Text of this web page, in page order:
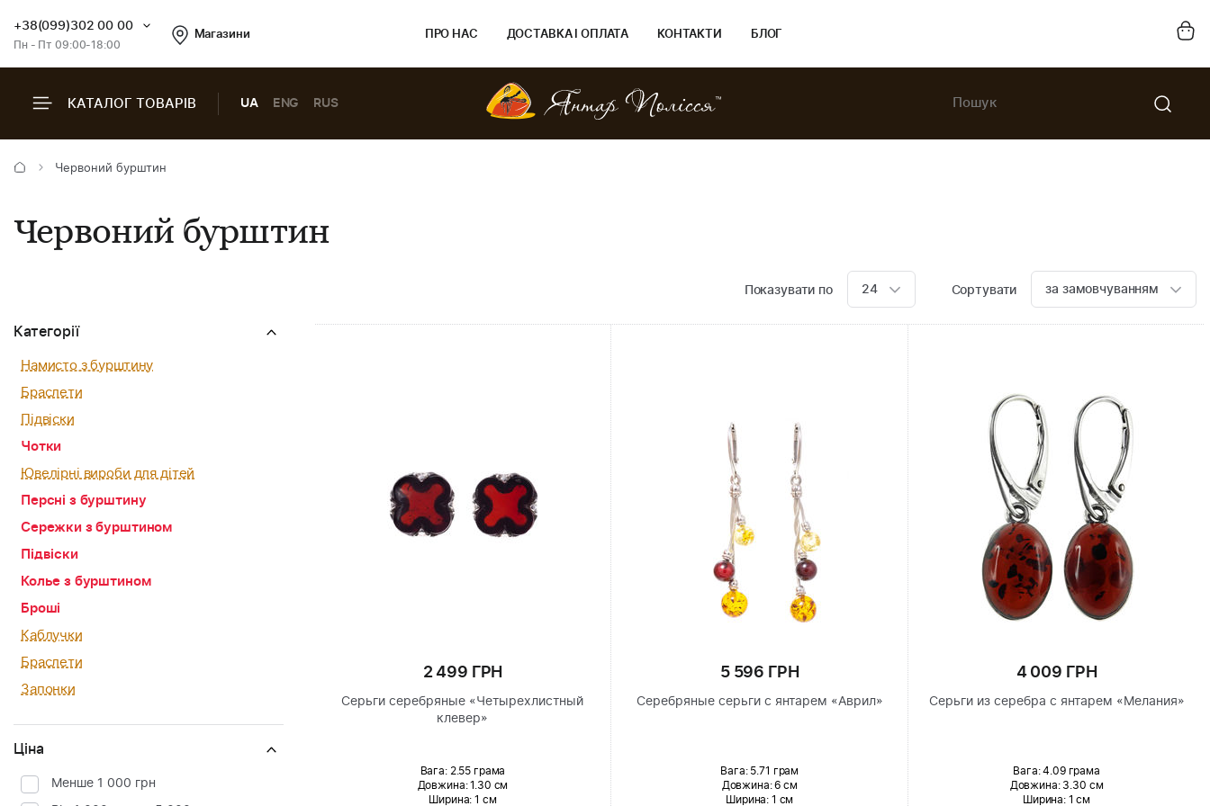
+38(099)302 00 00
Пн - Пт 09:00-18:00
Магазини ПРО НАС ДОСТАВКА І ОПЛАТА КОНТАКТИ БЛОГ
КАТАЛОГ ТОВАРІВ UA ENG RUS
Червоний бурштин
Червоний бурштин
Показувати по 24 Сортувати за замовчуванням
Категорії
Намисто з бурштину
Браслети
Підвіски
Чотки
Ювелірні вироби для дітей
Персні з бурштину
Сережки з бурштином
Підвіски
Колье з бурштином
Броші
Каблучки
Браслети
Запонки
Ціна
Менше 1 000 грн
2 499 ГРН
Серьги серебряные «Четырехлистный
клевер»
Вага: 2.55 грама
Довжина:1.30 см
Ширина: 1 см
5 596 ГРН
Серебряные серьги с янтарем «Аврил»
Вага: 5.71 грам
Довжина:6 см
Ширина: 1 см
4 009 ГРН
Серьги из серебра с янтарем «Мелания»
Вага: 4.09 грама
Довжина:3.30 см
Ширина: 1 см